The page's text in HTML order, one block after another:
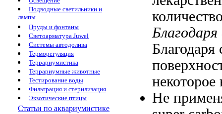
Подводные светильники и
лампы
Пруды и фонтаны
Светоарматура Juwel
Системы автодолива
Терморегуляция
Террариумистика
Террариумные животные
Тестирование воды
Фильтрация и стерилизация
Экзотические птицы
Статьи по аквариумистике
Благодаря
Не